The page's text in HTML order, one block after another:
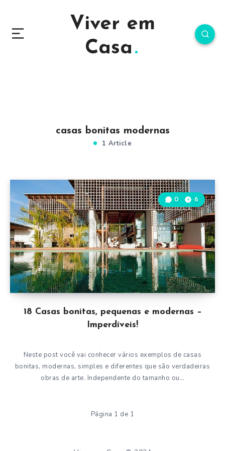
Viver em
Casa
casas bonitas modernas
1 Article
18 Casas bonitas, pequenas e modernas –
Imperdíveis!
0 6
Neste post você vai conhecer vários exemplos de casas
bonitas, modernas, simples e diferentes que são verdadeiras
obras de arte. Independente do tamanho ou…
Página 1 de 1